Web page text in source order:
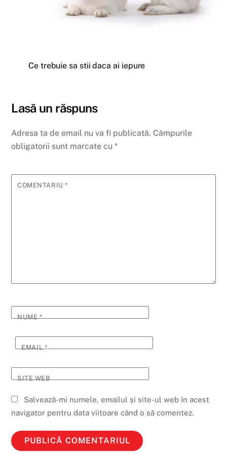
Ce trebuie sa stii daca ai iepure
Lasă un răspuns
Adresa ta de email nu va fi publicată. Câmpurile
obligatorii sunt marcate cu*
COMENTARIU*
NUME*
EMAIL*
SITE WEB
Salvează-mi numele, emailul și site-ul web în acest
navigator pentru data viitoare când o să comentez.